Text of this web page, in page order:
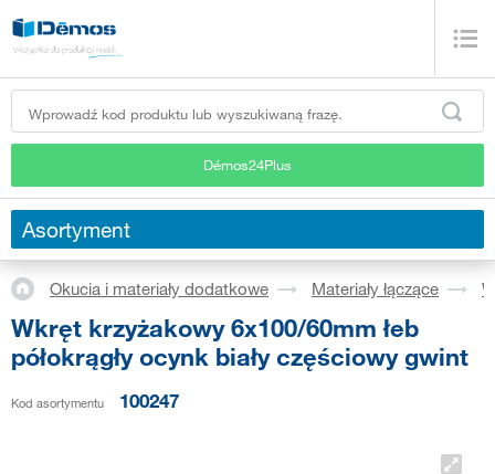
Démos24Plus
Asortyment
Okucia i materiały dodatkowe Materiały łączące
Wkręt krzyżakowy 6x100/60mm łeb
półokrągły ocynk biały częściowy gwint
Kod asortymentu 100247